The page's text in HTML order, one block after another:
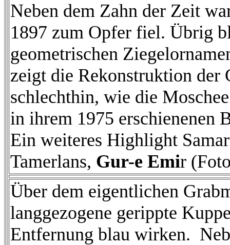
Neben dem Zahn der Zeit
1897 zum Opfer fiel. Übrig
geometrischen
zeigt die Rekonstruktion
schlechthin, wie die
in ihrem 1975 erschienenen
Ein weiteres Highlight
Tamerlans, Gur-e Emir
Über dem eigentlichen
langgezogene gerippte
Entfernung blau wirken.